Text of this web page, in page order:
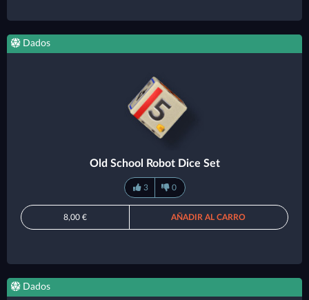
Dados
Old School Robot Dice Set
3 0
8,00 € AÑADIR AL CARRO
Dados